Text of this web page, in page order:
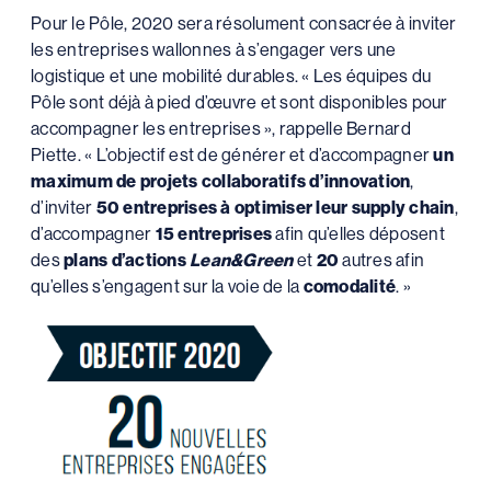
Pour le Pôle, 2020 sera résolument consacrée à inviter
les entreprises wallonnes à s’engager vers une
logistique et une mobilité durables. « Les équipes du
Pôle sont déjà à pied d’œuvre et sont disponibles pour
accompagner les entreprises », rappelle Bernard
Piette. « L’objectif est de générer et d’accompagnerun
maximum de projets collaboratifs d’innovation,
d’inviter 50 entreprises à optimiser leur supply chain,
d’accompagner 15 entreprisesafin qu’elles déposent
desplans d’actions Lean&Greenet 20autres afin
qu’elles s’engagent sur la voie de la comodalité. »